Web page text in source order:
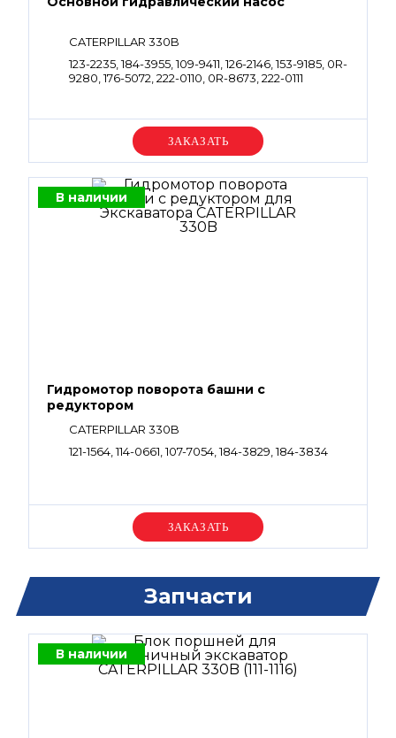
CATERPILLAR 330B
123-2235, 184-3955, 109-9411, 126-2146, 153-9185, 0R-
9280, 176-5072, 222-0110, 0R-8673, 222-0111
Уточняйте цену
В наличии
Гидромотор поворота башни с
редуктором
CATERPILLAR 330B
121-1564, 114-0661, 107-7054, 184-3829, 184-3834
Уточняйте цену
Запчасти
В наличии